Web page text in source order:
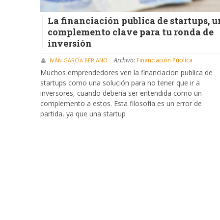
La financiación publica de startups,
complemento clave para tu ronda de
inversión
IVÁN GARCÍA BERJANO Archivo:Financiación Pública
Muchos emprendedores ven la financiacion publica de
startups como una solución para no tener que ir a
inversores, cuando debería ser entendida como un
complemento a estos. Esta filosofía es un error de
partida, ya que una startup